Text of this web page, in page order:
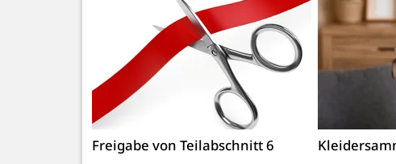
Freigabe von Teilabschnitt 6